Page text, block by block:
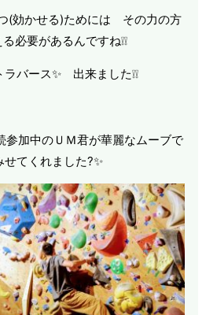
(効かせる)ためには その力の方
必要があるんですね❕❕
バース✨ 出来ました❕❕
加中のＵＭ君が華麗なムーブで
せてくれました?✨